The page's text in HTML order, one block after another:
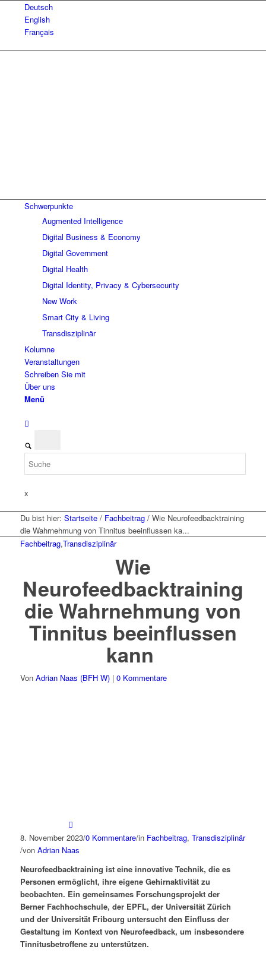
Deutsch
English
Français
Schwerpunkte
Augmented Intelligence
Digital Business & Economy
Digital Government
Digital Health
Digital Identity, Privacy & Cybersecurity
New Work
Smart City & Living
Transdisziplinär
Kolumne
Veranstaltungen
Schreiben Sie mit
Über uns
Menü
x
Du bist hier: Startseite / Fachbeitrag / Wie Neurofeedbacktraining
die Wahrnehmung von Tinnitus beeinflussen ka...
Fachbeitrag,Transdisziplinär
Wie
Neurofeedbacktraining
die Wahrnehmung von
Tinnitus beeinflussen
kann
Von Adrian Naas (BFH W) | 0 Kommentare
8. November 2023/0 Kommentare/in Fachbeitrag, Transdisziplinär
/von Adrian Naas
Neurofeedbacktraining ist eine innovative Technik, die es
Personen ermöglicht, ihre eigene Gehirnaktivität zu
beobachten. Ein gemeinsames Forschungsprojekt der
Berner Fachhochschule, der EPFL, der Universität Zürich
und der Universität Fribourg untersucht den Einfluss der
Gestaltung im Kontext von Neurofeedback, um insbesondere
Tinnitusbetroffene zu unterstützen.